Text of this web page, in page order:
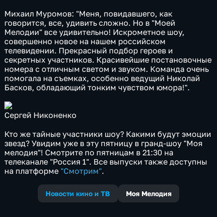
Михаил Муромов: "Меня, повидавшего, как
говорится, все, удивить сложно. Но в "Моей
Мелодии" все удивительно! Искрометное шоу,
совершенно новое на нашем российском
телевидении. Прекрасный подбор героев и
секретных участников. Красивейшие постановочные
номера с отличным светом и звуком. Команда очень
помогала на съемках, особенно ведущий Николай
Басков, обладающий тонким чувством юмора!".
Сергей Никоненко
Кто же тайные участники шоу? Какими будут эмоции
звезд? Увидим уже в эту пятницу в гранд-шоу "Моя
мелодия"! Смотрите по пятницам в 21:30 на
телеканале "Россия 1". Все выпуски также доступны
на платформе "Смотрим".
Новости кино и ТВ Моя Мелодия